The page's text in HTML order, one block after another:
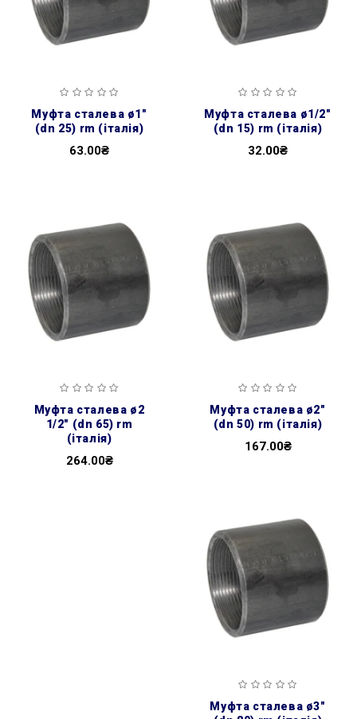
муфта сталева ø1″
(dn 25) rm (італія)
63.00₴
муфта сталева ø1/2″
(dn 15) rm (італія)
32.00₴
муфта сталева ø2
1/2″ (dn 65) rm
(італія)
264.00₴
муфта сталева ø2″
(dn 50) rm (італія)
167.00₴
муфта сталева ø3″